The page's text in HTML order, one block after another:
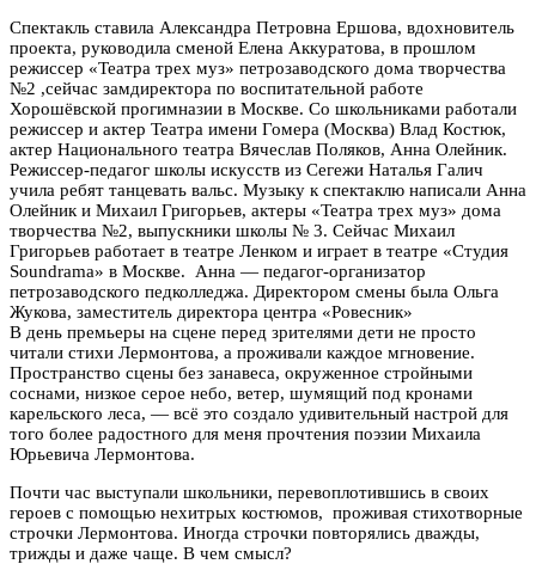
Спектакль ставила Александра Петровна Ершова, вдохновитель
проекта, руководила сменой Елена Аккуратова, в прошлом
режиссер «Театра трех муз» петрозаводского дома творчества
№2 ,сейчас замдиректора по воспитательной работе
Хорошёвской прогимназии в Москве. Со школьниками работали
режиссер и актер Театра имени Гомера (Москва) Влад Костюк,
актер Национального театра Вячеслав Поляков, Анна Олейник.
Режиссер-педагог школы искусств из Сегежи Наталья Галич
учила ребят танцевать вальс. Музыку к спектаклю написали Анна
Олейник и Михаил Григорьев, актеры «Театра трех муз» дома
творчества №2, выпускники школы № 3. Сейчас Михаил
Григорьев работает в театре Ленком и играет в театре «Студия
Soundrama» в Москве. Анна — педагог-организатор
петрозаводского педколледжа. Директором смены была Ольга
Жукова, заместитель директора центра «Ровесник»
В день премьеры на сцене перед зрителями дети не просто
читали стихи Лермонтова, а проживали каждое мгновение.
Пространство сцены без занавеса, окруженное стройными
соснами, низкое серое небо, ветер, шумящий под кронами
карельского леса, — всё это создало удивительный настрой для
того более радостного для меня прочтения поэзии Михаила
Юрьевича Лермонтова.
Почти час выступали школьники, перевоплотившись в своих
героев с помощью нехитрых костюмов, проживая стихотворные
строчки Лермонтова. Иногда строчки повторялись дважды,
трижды и даже чаще. В чем смысл?